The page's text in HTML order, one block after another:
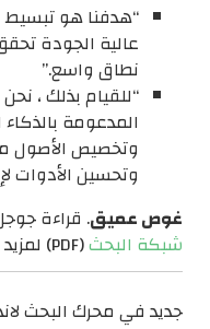
“هدفنا هو تبسيط
عالية الجودة
نطاق واسع.”
“للقيام بذلك ،
المدعومة
وتخصيص الأصول
وتحسين الأدوات
غوص عميق. قراءة
شبكة البحث(PDF) لمزيد من المعلومات.
جديد في محرك البحث